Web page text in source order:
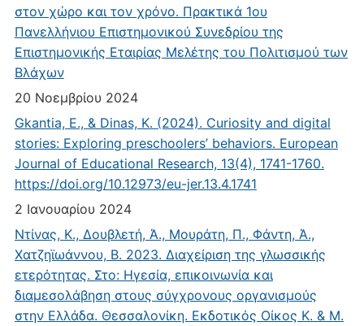
στον χώρο και τον χρόνο. Πρακτικά 1ου
Πανελλήνιου Επιστημονικού Συνεδρίου της
Επιστημονικής Εταιρίας Μελέτης του Πολιτισμού των
Βλάχων
20 Νοεμβρίου 2024
Gkantia, E., & Dinas, K. (2024). Curiosity and digital
stories: Exploring preschoolers’ behaviors. European
Journal of Educational Research, 13(4), 1741-1760.
https://doi.org/10.12973/eu-jer.13.4.1741
2 Ιανουαρίου 2024
Ντίνας, Κ., Δουβλετή, Ά., Μουράτη, Π., Φάντη, Ά.,
Χατζηϊωάννου, Β. 2023. Διαχείριση της γλωσσικής
ετερότητας. Στο: Ηγεσία, επικοινωνία και
διαμεσολάβηση στους σύγχρονους οργανισμούς
στην Ελλάδα. Θεσσαλονίκη. Εκδοτικός Οίκος Κ. & Μ.